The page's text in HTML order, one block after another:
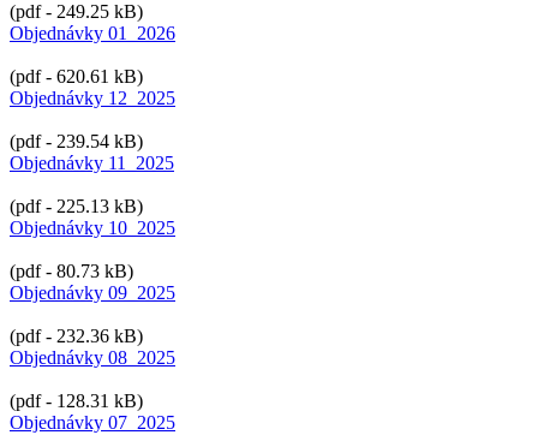
(pdf - 249.25 kB)
Objednávky 01_2026
(pdf - 620.61 kB)
Objednávky 12_2025
(pdf - 239.54 kB)
Objednávky 11_2025
(pdf - 225.13 kB)
Objednávky 10_2025
(pdf - 80.73 kB)
Objednávky 09_2025
(pdf - 232.36 kB)
Objednávky 08_2025
(pdf - 128.31 kB)
Objednávky 07_2025